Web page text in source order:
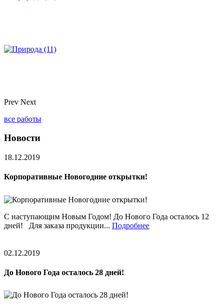
Prev Next
все работы
Новости
18.12.2019
Корпоративные Новогодние открытки!
С наступающим Новым Годом! До Нового Года осталось 12
дней! Для заказа продукции... Подробнее
02.12.2019
До Нового Года осталось 28 дней!